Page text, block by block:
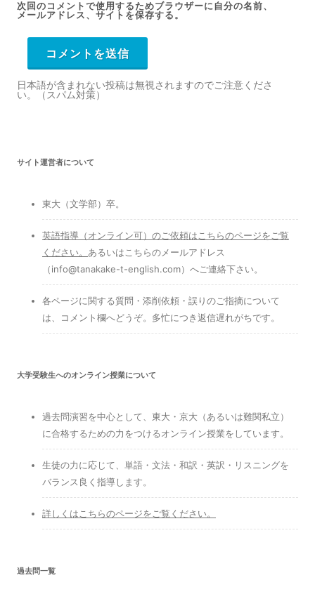
次回のコメントで使用するためブラウザーに自分の名前、
メールアドレス、サイトを保存する。
日本語が含まれない投稿は無視されますのでご注意くださ
い。（スパム対策）
サイト運営者について
東大（文学部）卒。
英語指導（オンライン可）のご依頼はこちらのページをご覧
ください。 あるいはこちらのメールアドレス
（info@tanakake-t-english.com）へご連絡下さい。
各ページに関する質問・添削依頼・誤りのご指摘について
は、コメント欄へどうぞ。多忙につき返信遅れがちです。
大学受験生へのオンライン授業について
過去問演習を中心として、東大・京大（あるいは難関私立）
に合格するための力をつけるオンライン授業をしています。
生徒の力に応じて、単語・文法・和訳・英訳・リスニングを
バランス良く指導します。
詳しくはこちらのページをご覧ください。
過去問一覧